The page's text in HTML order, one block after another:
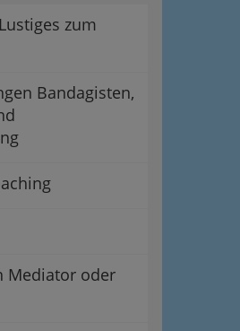
zum
Bandagisten,
Mediator oder